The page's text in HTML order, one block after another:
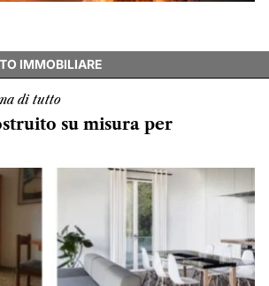
IMMOBILIARE
di tutto
su misura per